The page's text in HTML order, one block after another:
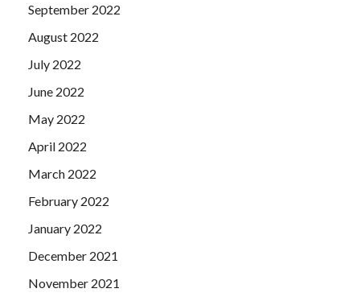
September 2022
August 2022
July 2022
June 2022
May 2022
April 2022
March 2022
February 2022
January 2022
December 2021
November 2021